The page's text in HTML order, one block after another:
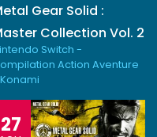
Gear Solid :
Collection Vol. 2
Switch -
Action Aventure
27